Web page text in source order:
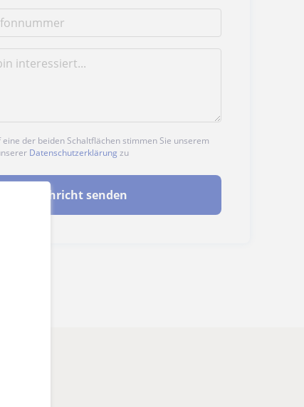
eine der beiden Schaltflächen stimmen Sie unserem
Datenschutzerklärung zu
Nachricht senden